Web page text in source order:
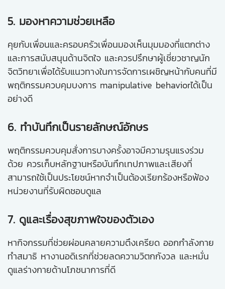
5. มองหาความช่วยเหลือ
คุยกับเพื่อนและครอบครัวเพื่อนมองเห็นมุมมองที่แตกต่าง
และการสนับสนุนด้านจิตใจ และควรปรึกษาผู้เชี่ยวชาญนัก
จิตวิทยาเพื่อได้รับแนวทางในการจัดการเผชิญหน้ากับคนที่มี
พฤติกรรมควบคุมบงการ manipulative behaviorได้เป็น
อย่างดี
6. ทำบันทึกเป็นรายลักษณ์อักษร
พฤติกรรมควบคุมสั่งการบางครั้งอาจมีความรุนแรงร่วม
ด้วย ควรเก็บหลักฐานหรือบันทึกเทปภาพและเสียงที่
สามารถใช้เป็นประโยชน์หากจำเป็นต้องเรียกร้องหรือฟ้อง
หน่วยงานที่รับผิดชอบดูแล
7. ดูและเรื่องสุขภาพใจของตัวเอง
หากิจกรรมที่ช่วยผ่อนคลายความตึงเครียด ออกกำลังกาย
ทำสมาธิ หางานอดิเรกที่ช่วยลดความวิตกกังวล และหมั่น
ดูแลร่างกายด้านโภชนาการที่ดี